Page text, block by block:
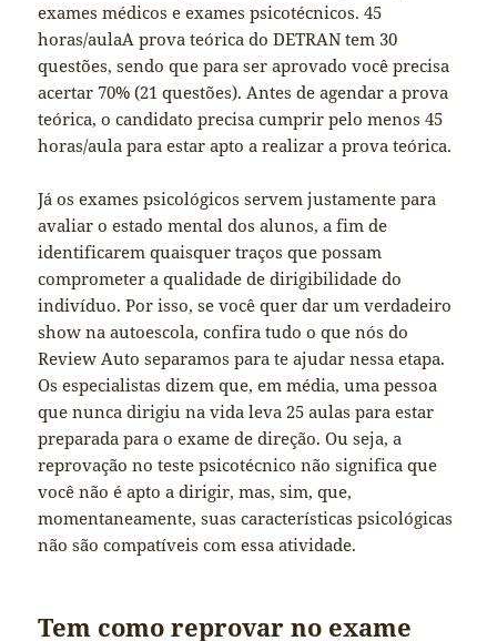
exames médicos e exames psicotécnicos. 45
horas/aulaA prova teórica do DETRAN tem 30
questões, sendo que para ser aprovado você precisa
acertar 70% (21 questões). Antes de agendar a prova
teórica, o candidato precisa cumprir pelo menos 45
horas/aula para estar apto a realizar a prova teórica.
Já os exames psicológicos servem justamente para
avaliar o estado mental dos alunos, a fim de
identificarem quaisquer traços que possam
comprometer a qualidade de dirigibilidade do
indivíduo. Por isso, se você quer dar um verdadeiro
show na autoescola, confira tudo o que nós do
Review Auto separamos para te ajudar nessa etapa.
Os especialistas dizem que, em média, uma pessoa
que nunca dirigiu na vida leva 25 aulas para estar
preparada para o exame de direção. Ou seja, a
reprovação no teste psicotécnico não significa que
você não é apto a dirigir, mas, sim, que,
momentaneamente, suas características psicológicas
não são compatíveis com essa atividade.
Tem como reprovar no exame